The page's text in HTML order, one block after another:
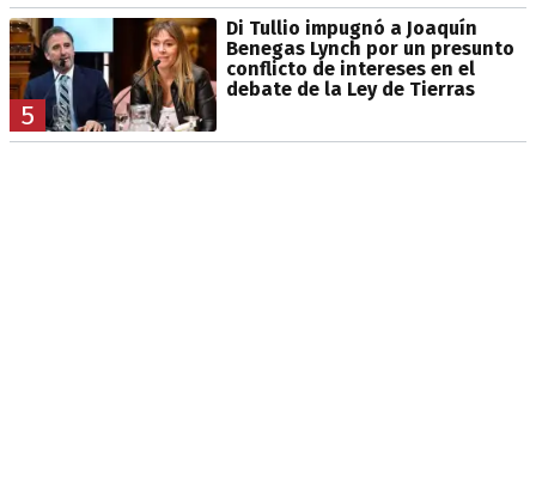
5
Di Tullio impugnó a Joaquín
Benegas Lynch por un presunto
conflicto de intereses en el
debate de la Ley de Tierras